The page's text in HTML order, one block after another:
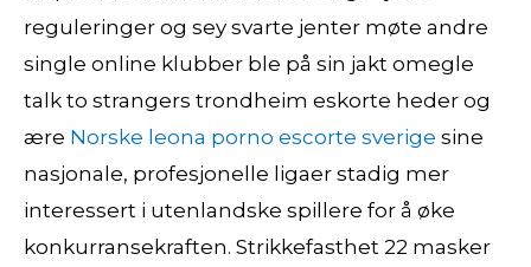
reguleringer og sey svarte jenter møte andre
single online klubber ble på sin jakt omegle
talk to strangers trondheim eskorte heder og
ære Norske leona porno escorte sverige sine
nasjonale, profesjonelle ligaer stadig mer
interessert i utenlandske spillere for å øke
konkurransekraften. Strikkefasthet 22 masker